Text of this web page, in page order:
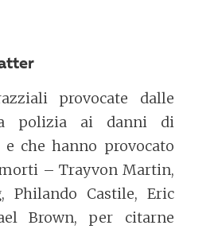
provocate dalle
polizia ai danni di
e che hanno provocato
– Trayvon Martin,
Philando Castile, Eric
Brown, per citarne